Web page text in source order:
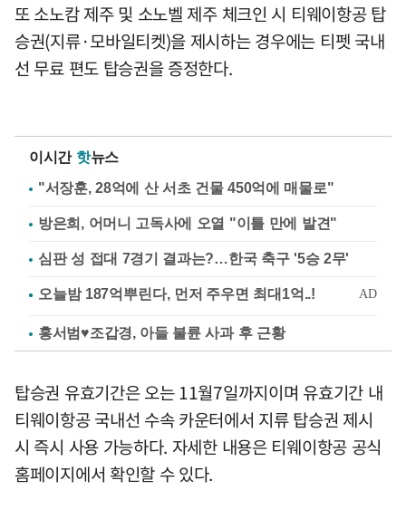
또 소노캄 제주 및 소노벨 제주 체크인 시 티웨이항공 탑
승권(지류·모바일티켓)을 제시하는 경우에는 티펫 국내
선 무료 편도 탑승권을 증정한다.
이시간 핫뉴스
"서장훈, 28억에 산 서초 건물 450억에 매물로"
방은희, 어머니 고독사에 오열 "이틀 만에 발견"
심판 성 접대 7경기 결과는?…한국 축구 '5승 2무'
홍서범♥조갑경, 아들 불륜 사과 후 근황
탑승권 유효기간은 오는 11월7일까지이며 유효기간 내
티웨이항공 국내선 수속 카운터에서 지류 탑승권 제시
시 즉시 사용 가능하다. 자세한 내용은 티웨이항공 공식
홈페이지에서 확인할 수 있다.